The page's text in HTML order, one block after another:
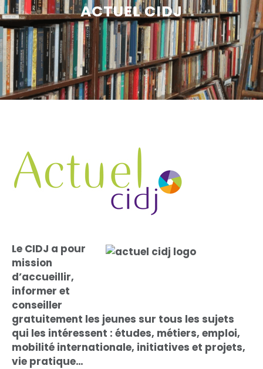
ACTUEL CIDJ
Le CIDJ a pour
mission
d’accueillir,
informer et
conseiller
gratuitement les jeunes sur tous les sujets
qui les intéressent : études, métiers, emploi,
mobilité internationale, initiatives et projets,
vie pratique…